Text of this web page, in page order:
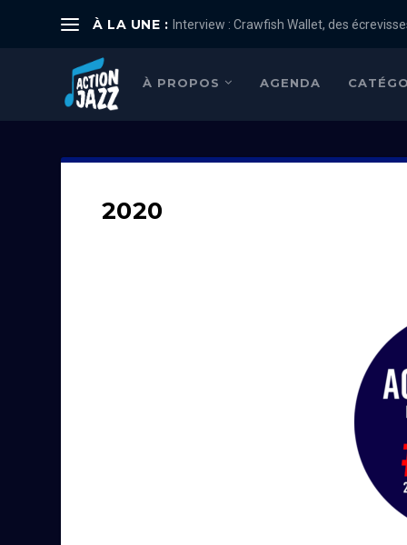
À LA UNE : Interview : Crawfish Wallet, des
À PROPOS AGENDA
2020